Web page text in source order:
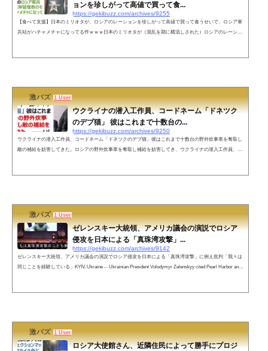
ョンを珍しがって高値で買って食...
https://gekibuzz.com/archives/9255
【食べて支援】日本のミリオタが、ロシアのレーションを珍しがって高値で買って食うせいで、ロシア軍
兵站がハチャメチャになってる件ｗｗｗ日本のミリオタが（混乱を期に横流しされた）ロシアのレーショ
激バズ 1 User
ウクライナの潜入工作員、コードネーム「ドネツク
のデブ猫」 彼はこれまで十数台の...
https://gekibuzz.com/archives/9250
ウクライナの潜入工作員、コードネーム「ドネツクのデブ猫」彼はこれまで十数台の野外炊事車を奪取し
敵の補給を妨害してきた。ロシアの野外炊事車を奪取し補給を妨害してき、ウクライナの潜入工作員、コ
激バズ 1 User
ゼレンスキー大統領、アメリカ議会の演説でロシア
侵攻を日本による「真珠湾攻撃」...
https://gekibuzz.com/archives/9142
ゼレンスキー大統領、アメリカ議会の演説でロシア侵攻を日本による「真珠湾攻撃」に例え批判「我々は
同じことを経験している」KYIV, Ukraine -- Ukrainian President Volodymyr Zelenskyy cited Pearl Harbor and t
激バズ 1 User
ロシア大使館さん、近隣住民によって勝手にプロジ